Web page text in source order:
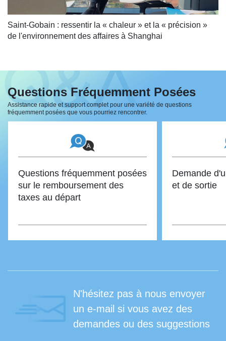
Saint-Gobain : ressentir la « chaleur » et la « précision »
de l'environnement des affaires à Shanghai
Questions Fréquemment Posées
Assistance rapide et support complet pour une variété de questions
fréquemment posées que vous pourriez rencontrer.
Questions fréquemment posées
sur le remboursement des
taxes au départ
Demande
et de sortie
N'hésitez pas à nous envoyer
un e-mail si vous avez des
demandes ou des suggestions